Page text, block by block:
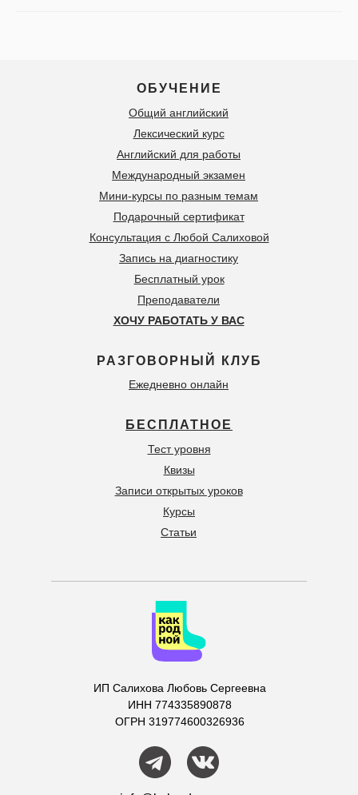
ОБУЧЕНИЕ
Общий английский
Лексический курс
Английский для работы
Международный экзамен
Подарочный сертификат
Мини-курсы по разным темам
Преподаватели
Консультация с Любой Салиховой
РАЗГОВОРНЫЙ КЛУБ
Ежедневно онлайн
Запись на диагностику
Бесплатный урок
БЕСПЛАТНОЕ
Тест уровня
Квизы
Записи открытых уроков
ХОЧУ РАБОТАТЬ У ВАС
Курсы
Статьи
ИП Салихова Любовь Сергеевна
ИНН 774335890878
ОГРН 319774600326936